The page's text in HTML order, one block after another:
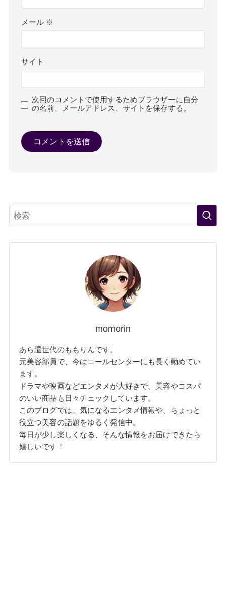
メール ※
サイト
次回のコメントで使用するためブラウザーに自分
の名前、メールアドレス、サイトを保存する。
momorin
あら還世代のももりんです。
元美容部員で、今はコールセンターにも長く勤めてい
ます。
ドラマや映画などエンタメが大好きで、美容やコスパ
のいい商品も日々チェックしています。
このブログでは、気になるエンタメ情報や、ちょっと
役立つ美容の話題をゆるく発信中。
毎日が少し楽しくなる、そんな情報をお届けできたら
嬉しいです！